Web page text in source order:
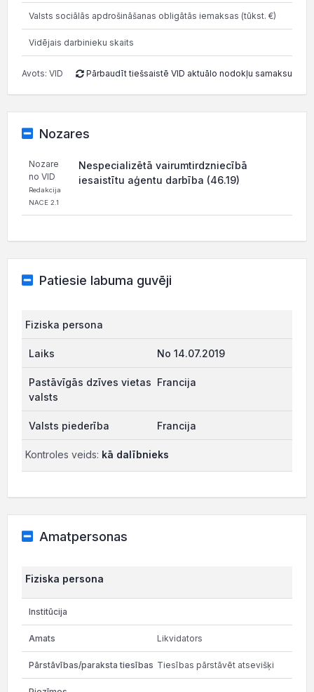
Valsts sociālās apdrošināšanas obligātās iemaksas (tūkst. €)
Vidējais darbinieku skaits
Avots: VID Pārbaudīt tiešsaistē VID aktuālo nodokļu samaksu
Nozares
Nozare
no VID
Redakcija
NACE 2.1
Nespecializētā vairumtirdzniecībā
iesaistītu aģentu darbība (46.19)
Patiesie labuma guvēji
Fiziska persona
No 14.07.2019
Francija
Francija
Kontroles veids: kā dalībnieks
Amatpersonas
Fiziska persona
Likvidators
Tiesības pārstāvēt atsevišķi